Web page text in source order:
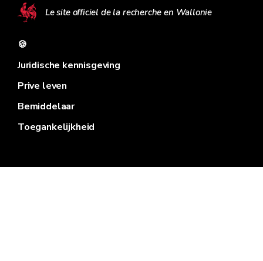
Le site officiel de la recherche en Wallonie
🍪
Juridische kennisgeving
Prive leven
Bemiddelaar
Toegankelijkheid